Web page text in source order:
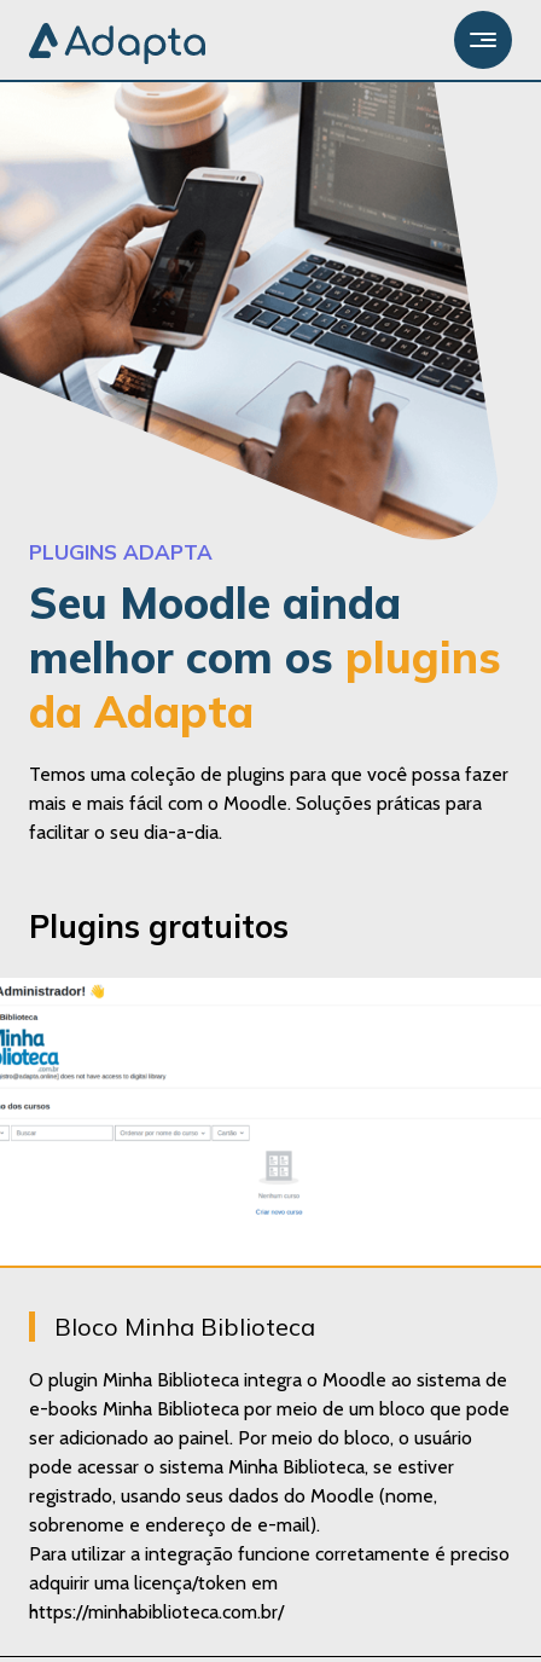
PLUGINS ADAPTA
Seu Moodle ainda
melhor com os plugins
da Adapta
Temos uma coleção de plugins para que você possa fazer
mais e mais fácil com o Moodle. Soluções práticas para
facilitar o seu dia-a-dia.
Plugins gratuitos
Bloco Minha Biblioteca
O plugin Minha Biblioteca integra o Moodle ao sistema de
e-books Minha Biblioteca por meio de um bloco que pode
ser adicionado ao painel. Por meio do bloco, o usuário
pode acessar o sistema Minha Biblioteca, se estiver
registrado, usando seus dados do Moodle (nome,
sobrenome e endereço de e-mail).
Para utilizar a integração funcione corretamente é preciso
adquirir uma licença/token em
https://minhabiblioteca.com.br/